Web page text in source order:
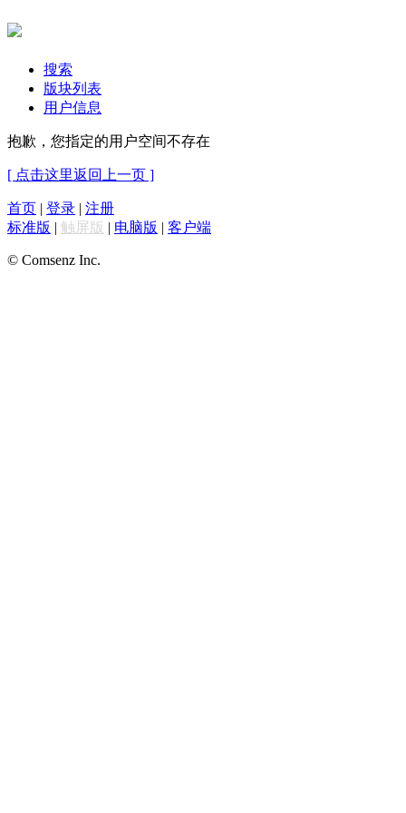
搜索
版块列表
用户信息
抱歉，您指定的用户空间不存在
[ 点击这里返回上一页 ]
首页 | 登录 | 注册
标准版 | 触屏版 | 电脑版 | 客户端
© Comsenz Inc.